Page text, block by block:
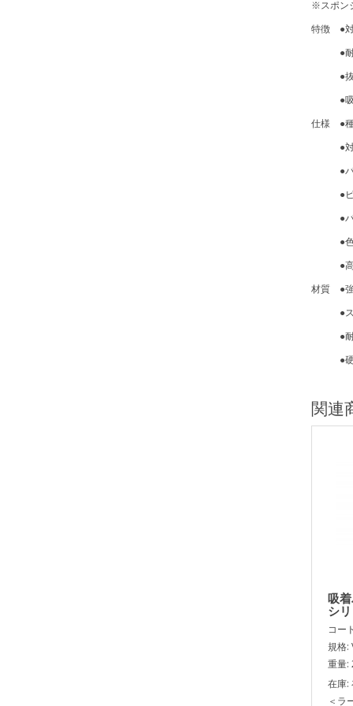
※スポン
特徴 ●対
●耐候
●抜群
●吸着
仕様 ●種
●対応
●パッ
●ビ
●パッ
●色：
●高さ
材質 ●強
●スポ
●耐
●硬度
関連
吸
シ
コー
規格:
重量:
在庫:
＜